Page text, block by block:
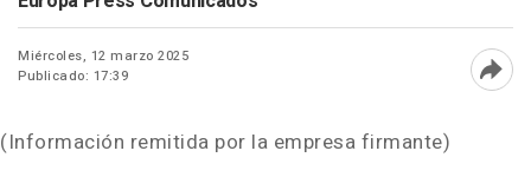
Miércoles, 12 marzo 2025
Publicado: 17:39
(Información remitida por la empresa firmante)